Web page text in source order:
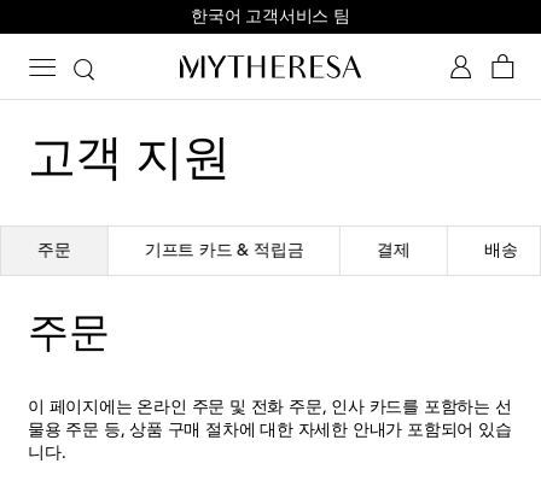
한국어 고객서비스 팀
고객 지원
주문 기프트 카드 & 적립금 결제 배송
주문
이 페이지에는 온라인 주문 및 전화 주문, 인사 카드를 포함하는 선
물용 주문 등, 상품 구매 절차에 대한 자세한 안내가 포함되어 있습
니다.